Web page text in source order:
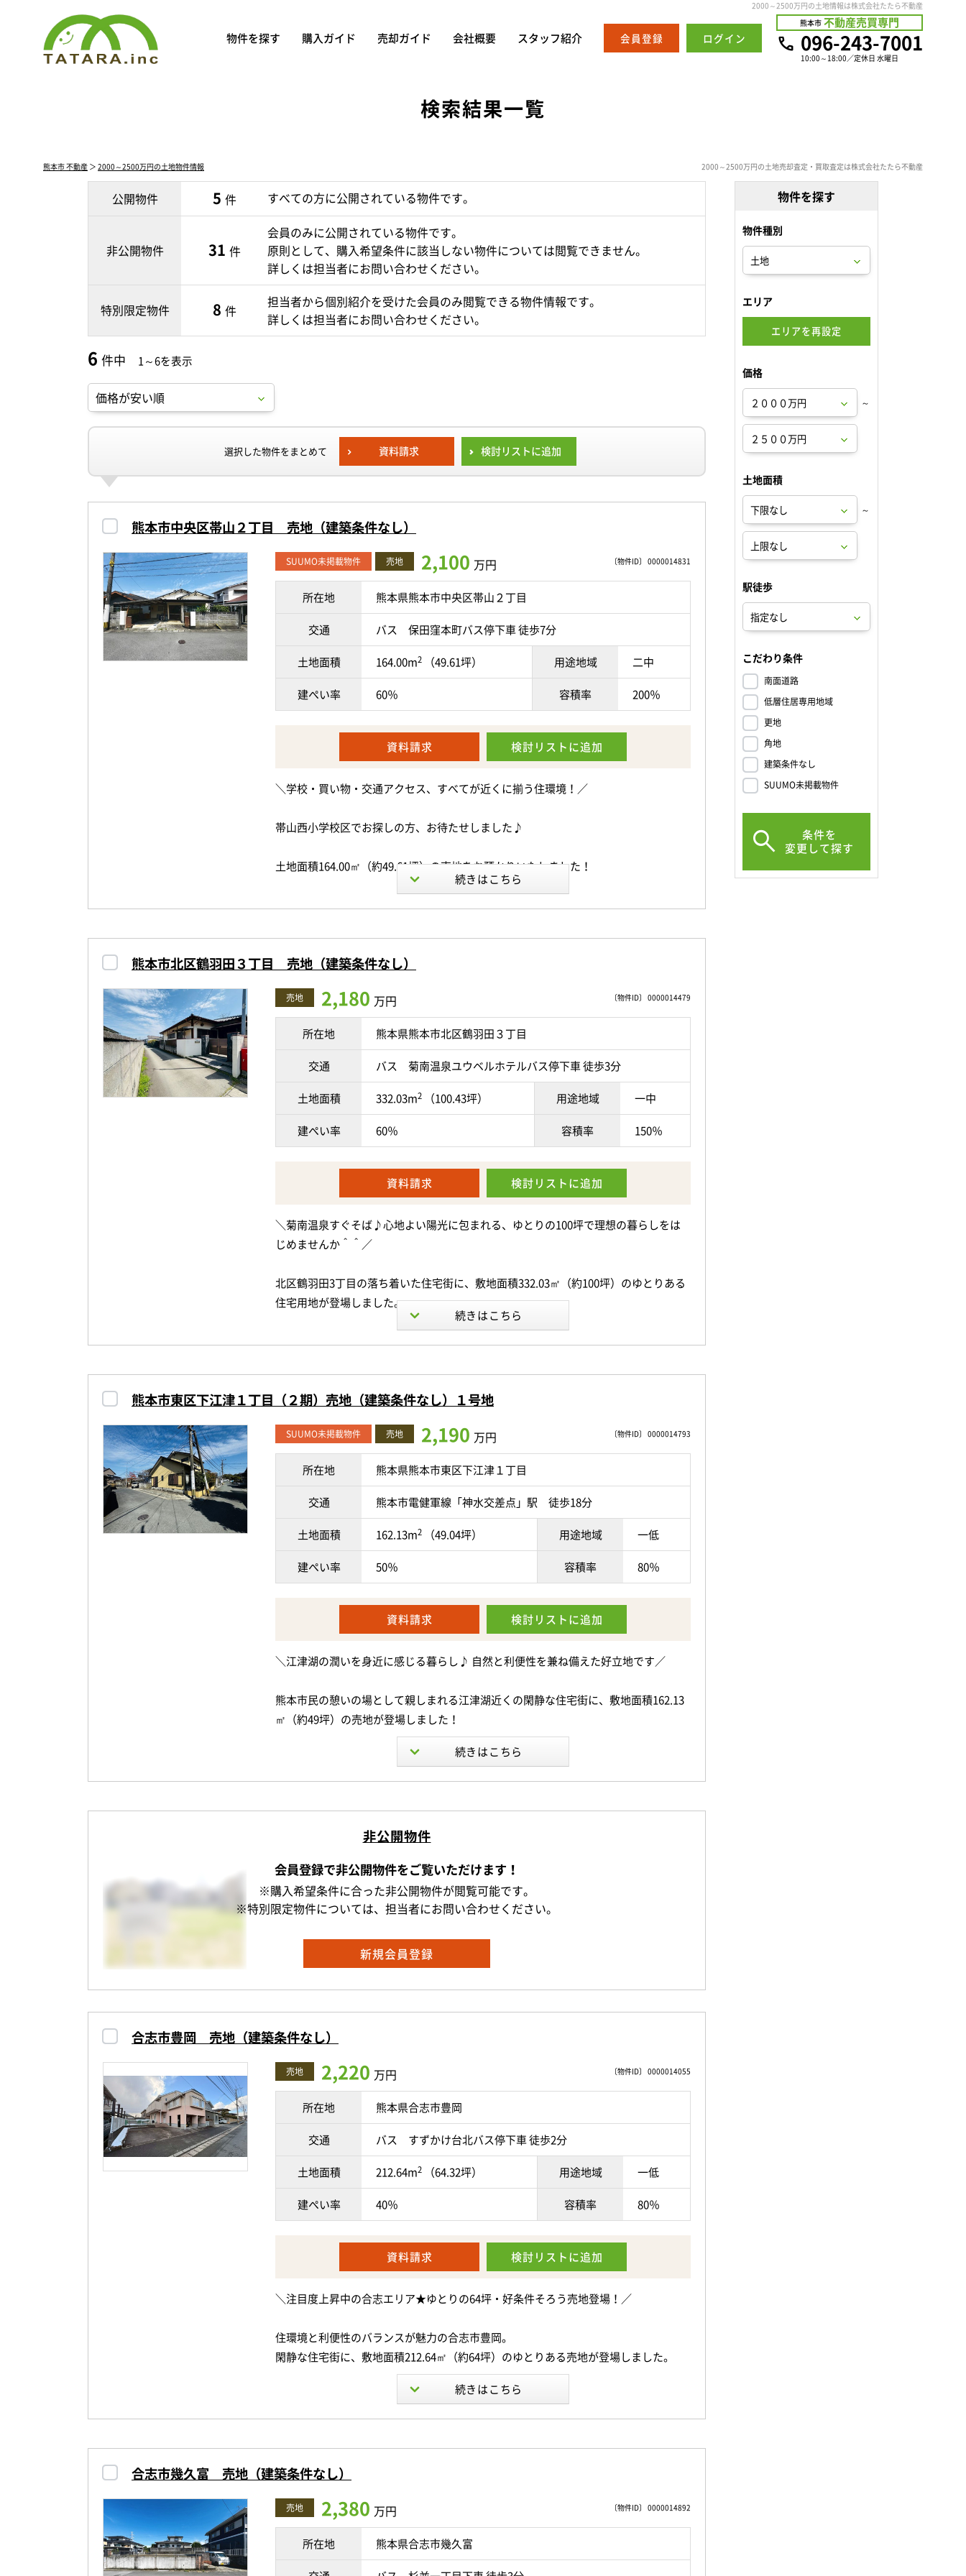
2000～2500万円の土地情報は株式会社たたら不動産
物件を探す 購入ガイド 売却ガイド 会社概要 スタッフ紹介 会員登録 ログイン
熊本市 不動産売買専門
10:00～18:00／定休日 水曜日
096-243-7001
検索結果一覧
熊本市 不動産 ＞ 2000～2500万円の土地物件情報 2000～2500万円の土地売却査定・買取査定は株式会社たたら不動産
公開物件 5 件 すべての方に公開されている物件です。
非公開物件 31 件
会員のみに公開されている物件です。
原則として、購入希望条件に該当しない物件については閲覧できません。
詳しくは担当者にお問い合わせください。
特別限定物件 8 件
担当者から個別紹介を受けた会員のみ閲覧できる物件情報です。
詳しくは担当者にお問い合わせください。
6 件中 1～6を表示
選択した物件をまとめて 資料請求 検討リストに追加
熊本市中央区帯山２丁目 売地（建築条件なし）
〔物件ID〕 0000014831
SUUMO未掲載物件 売地 2,100 万円
所在地 熊本県熊本市中央区帯山２丁目
交通 バス 保田窪本町バス停下車 徒歩7分
土地面積 164.00m2 （49.61坪） 用途地域 二中
建ぺい率 60％ 容積率 200％
資料請求 検討リストに追加
＼学校・買い物・交通アクセス、すべてが近くに揃う住環境！／
帯山西小学校区でお探しの方、お待たせしました♪
土地面積164.00㎡（約49.61坪）の売地をお預かりいたしました！
建築プランの立てやすい整形地で、南面道路に接しているため日当たりも良好◎
約49坪の広さがあるため、お庭や駐車スペースを確保したり、
ご家族のライフスタイルに合わせた住まいづくりを楽しめます＾＾
せっかくのマイホーム、こだわりをたくさん詰め込んだ理想のお家を建てたいですよ
現在建物がありますが、解体後の更地渡しとなります！
現地は東バイパスから少し入った住宅街に位置しており、利便性がありながら落ち着
帯山西小学校まで徒歩約7分、帯山中学校まで徒歩約5分と、小中学校が徒歩10分圏
お子様の通学はもちろん、学校行事への参加や急な忘れ物にも対応しやすい距離感で
周辺にはスーパーやコンビニなどの生活利便施設も充実しており、毎日のお買い物も
快適♪
さらに、東バイパスやバス停が近く、熊本インターへのアクセスも良好なため、通
勤・通学はもちろん、お出かけや出張にも便利です！
子育て世代からシニア世代まで、幅広い世代におすすめできる住環境◎
「ここに住んだらどんな暮らしになるだろう♪」と想像が膨らむ立地です。
ぜひ現地とあわせて周辺環境もご覧ください＾＾
・前面道路は位置指定道路（持分なし）
・北西側隣地との間に高低差があります。
・間口および高低差は現地スケールによる概算計測です。現地にてご確認ください。
・家屋部分
・床面積：77.78㎡
------------------
現地確認や資料請求はお気軽にお問い合わせください。
ご連絡お待ちしております。
帯山小学校まで徒歩約7分、帯山中学校まで徒歩約5分、ローソン保田窪店まで徒歩約
9分、マルショク保田窪店まで徒歩約6分、熊本銀行 新大江支店まで徒歩約7分、その
他、沢山の商業施設や医療機関、飲食店が多数充実しております。
ご紹介を行っているため、 すでに成約、商談が入ってしまっている場合があります。
気になる物件がございましたら、お早めにお問合せくださいますようお願いいたしま
※掲載内容と現況に相違がある場合は、現況優先とさせていただきます。
熊本市北区鶴羽田３丁目 売地（建築条件なし）
〔物件ID〕 0000014479
売地 2,180 万円
所在地 熊本県熊本市北区鶴羽田３丁目
交通 バス 菊南温泉ユウベルホテルバス停下車 徒歩3分
土地面積 332.03m2 （100.43坪） 用途地域 一中
建ぺい率 60％ 容積率 150％
資料請求 検討リストに追加
＼菊南温泉すぐそば♪心地よい陽光に包まれる、ゆとりの100坪で理想の暮らしをは
じめませんか＾＾／
北区鶴羽田3丁目の落ち着いた住宅街に、敷地面積332.03㎡（約100坪）のゆとりある
住宅用地が登場しました。
二面道路に面した開放感と、たっぷりの陽光が差し込む心地よさ。
ご家族の理想をカタチにする住まいが思い描けそうです♡
こだわりのプランをじっくりと実現していただけます＾＾
現在建物がございますが、解体・確定測量後のお引渡しとなりますので、安心してご
検討ください♬
徒歩すぐの場所には「菊南温泉」があり、日々の疲れをやさしく癒してくれます。
温泉や岩盤浴でリフレッシュしたあとは、そのままゆっくり休める贅沢な時間も魅力
ですね♡
さらに、お車で10分圏内にはスーパーやドラッグストア、ホームセンターなどが揃
子育て世帯にも嬉しい住環境が整っています。
広々としたお庭で過ごす休日、家族の笑顔があふれる住まい。
そんな理想のマイホームを、この特別な100坪の土地で叶えてみませんか？
どうぞお気軽にお問い合わせください＾＾
※地勢：南側高低差有
※解体更地・確定測量後のお引渡し
※隣地下水道が地中越境している可能性があります。（現在調査中）
物件は最新の情報を記載するよう心がけておりますが、 来客されました際にあわせて
ご紹介を行っているため、すでに成約、商談が入ってしまっている場合があります。
気になる物件がございましたら、お早めにお問合せくださいますようお願いいたしま
※掲載内容と現況に相違がある場合は、現況優先とさせていただきます。
熊本市東区下江津１丁目（２期）売地（建築条件なし）１号地
〔物件ID〕 0000014793
SUUMO未掲載物件 売地 2,190 万円
所在地 熊本県熊本市東区下江津１丁目
交通 熊本市電健軍線「神水交差点」駅 徒歩18分
土地面積 162.13m2 （49.04坪） 用途地域 一低
建ぺい率 50％ 容積率 80％
資料請求 検討リストに追加
＼江津湖の潤いを身近に感じる暮らし♪ 自然と利便性を兼ね備えた好立地です／
熊本市民の憩いの場として親しまれる江津湖近くの閑静な住宅街に、敷地面積162.13
㎡（約49坪）の売地が登場しました！
南東角地につき日当たり・風通しともに良好◎
開放感あふれる立地で、毎日の暮らしをより快適にしてくれます。
また、約49坪の整形地のため建物配置の自由度も高く、ご家族のライフスタイルに合
わせた理想の住まいを実現しやすいのも魅力です♪
建築条件はありませんので、お好きなハウスメーカーや工務店でこだわりのマイホー
ムを建築できます。
それ以降は建売住宅としての販売予定となりますので、「土地から自由に家づくりを
したい」という方には今が絶好のチャンスです＾＾
周辺には豊かな自然が広がり、江津湖の美しい景観や穏やかな水辺の空気を身近に感
じながら暮らせます。
夏には江津湖の花火大会も開催され、ご自宅から迫力ある花火を楽しめるかもしれま
せん♪
さらに、車で5分圏内にはスーパーやドラッグストアなどの生活利便施設が充実してお
り、毎日のお買い物も快適です。
自然に癒される住環境と、暮らしやすい利便性。
そのどちらも叶えたい方にぜひご覧いただきたい一画です。
お問い合わせが集中することも予想されますので、気になる方はお早めにお問い合わ
いた土地面積です。
※緩衝区 出水南中学校（徒歩約21分）
※確定測量後、面積が増減する場合がございます。
※契約制限あり（詳しくはお問い合わせください）
<周辺環境>
画図小学校まで徒歩約15分、湖東中学校まで徒歩約18分、ローソン 熊本セイラタウン
店まで徒歩約9分、熊本下江津簡易郵便局まで車で約4分、マルショク江津店まで徒歩
非公開物件
会員登録で非公開物件をご覧いただけます！
※購入希望条件に合った非公開物件が閲覧可能です。
※特別限定物件については、担当者にお問い合わせください。
新規会員登録
合志市豊岡 売地（建築条件なし）
〔物件ID〕 0000014055
売地 2,220 万円
所在地 熊本県合志市豊岡
交通 バス すずかけ台北バス停下車 徒歩2分
土地面積 212.64m2 （64.32坪） 用途地域 一低
建ぺい率 40％ 容積率 80％
資料請求 検討リストに追加
＼注目度上昇中の合志エリア★ゆとりの64坪・好条件そろう売地登場！／
住環境と利便性のバランスが魅力の合志市豊岡。
閑静な住宅街に、敷地面積212.64㎡（約64坪）のゆとりある売地が登場しました。
整った形の整形地に加え、前面道路はゆとりの約12ｍ。
開放感があり、車の出し入れもスムーズです。駐車が苦手な方にも嬉しいポイントで
建築条件はありませんので、お好きなハウスメーカー・工務店で自由にプランニング
複数台駐車できる広々カースペースや、お子様がのびのび遊べるお庭、家族でBBQを
楽しめるウッドデッキ、こだわりの詰まった注文住宅――
64坪というゆとりが、理想の暮らしの選択肢を大きく広げてくれます。
合志市幾久富 売地（建築条件なし）
〔物件ID〕 0000014892
売地 2,380 万円
所在地 熊本県合志市幾久富
物件を探す
物件種別
エリア
エリアを再設定
価格
～
土地面積
～
駅徒歩
こだわり条件
南面道路
低層住居専用地域
更地
角地
建築条件なし
SUUMO未掲載物件
条件を
変更して探す